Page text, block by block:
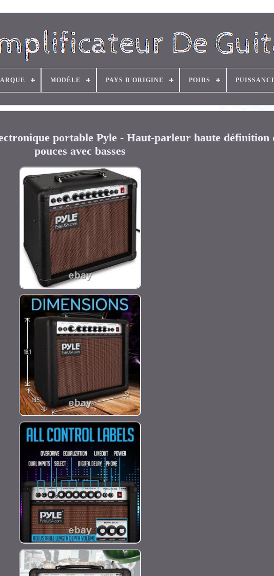
MODÈLE PAYS D'ORIGINE POIDS
portable Pyle - Haut-parleur haute définition
pouces avec basses